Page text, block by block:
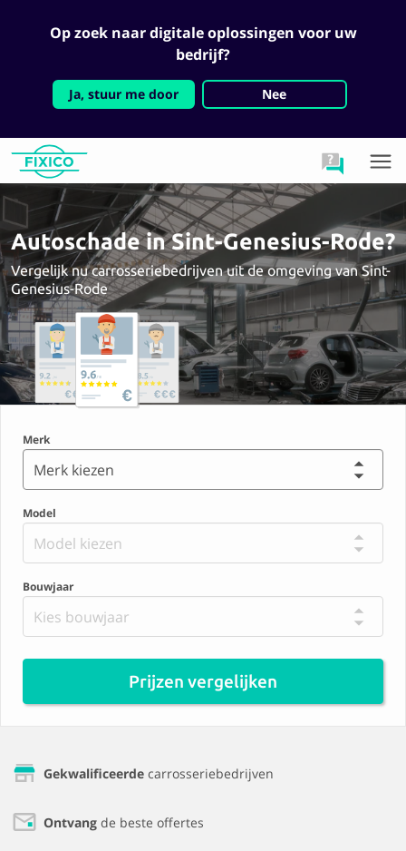
Op zoek naar digitale oplossingen voor uw
bedrijf?
Ja, stuur me door Nee
Autoschade in Sint-Genesius-Rode?
Vergelijk nu carrosseriebedrijven uit de omgeving van Sint-
Genesius-Rode
Merk
Merk kiezen
Model
Model kiezen
Bouwjaar
Kies bouwjaar
Prijzen vergelijken
Gekwalificeerde carrosseriebedrijven
Ontvang de beste offertes